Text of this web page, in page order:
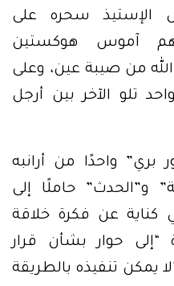
الإستيذ سحره على
آموس هوكستين
من صيبة عين، وعلى
تلو الآخر بين أرجل
واحدًا من أرانبه
و”الحدث” حاملًا إلى
كناية عن فكرة خلاقة
“إلى حوار بشأن قرار
يمكن تنفيذه بالطريقة